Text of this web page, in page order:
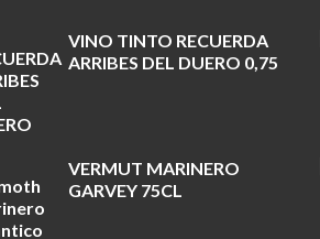
VINO TINTO RECUERDA
ARRIBES DEL DUERO 0,75
VERMUT MARINERO
GARVEY 75CL